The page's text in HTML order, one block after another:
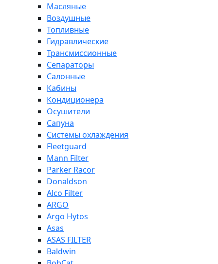
Масляные
Воздушные
Топливные
Гидравлические
Трансмиссионные
Сепараторы
Салонные
Кабины
Кондиционера
Осушители
Сапуна
Системы охлаждения
Fleetguard
Mann Filter
Parker Racor
Donaldson
Alco Filter
ARGO
Argo Hytos
Asas
ASAS FILTER
Baldwin